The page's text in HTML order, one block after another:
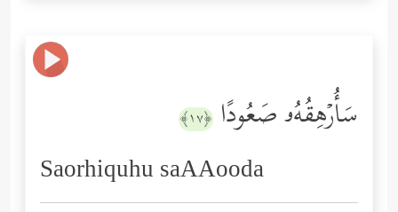
سَأُرۡهِقُهُۥ صَعُودًا ﴿١٧﴾
Saorhiquhu saAAooda